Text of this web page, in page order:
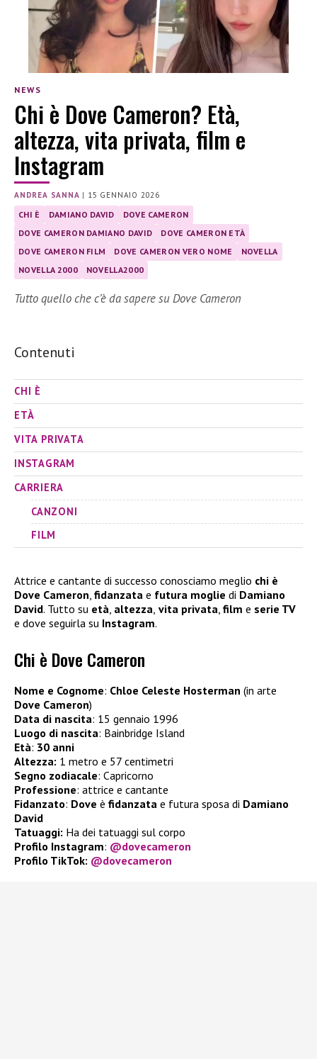
NEWS
Chi è Dove Cameron? Età,
altezza, vita privata, film e
Instagram
ANDREA SANNA | 15 GENNAIO 2026
CHI È DAMIANO DAVID
DOVE CAMERON
DOVE CAMERON DAMIANO DAVID
DOVE CAMERON ETÀ
DOVE CAMERON FILM
DOVE CAMERON VERO NOME
NOVELLA
NOVELLA 2000
NOVELLA2000
Tutto quello che c’è da sapere su Dove Cameron
Contenuti
CHI È
ETÀ
VITA PRIVATA
INSTAGRAM
CARRIERA
CANZONI
FILM
Attrice e cantante di successo conosciamo meglio chi è
Dove Cameron, fidanzata e futura moglie di Damiano
David. Tutto su età, altezza, vita privata, film e serie TV
e dove seguirla su Instagram.
Chi è Dove Cameron
Nome e Cognome: Chloe Celeste Hosterman (in arte
Dove Cameron)
Data di nascita: 15 gennaio 1996
Luogo di nascita: Bainbridge Island
Età: 30 anni
Altezza: 1 metro e 57 centimetri
Segno zodiacale: Capricorno
Professione: attrice e cantante
Fidanzato: Dove è fidanzata e futura sposa di Damiano
David
Tatuaggi: Ha dei tatuaggi sul corpo
Profilo Instagram: @dovecameron
Profilo TikTok: @dovecameron